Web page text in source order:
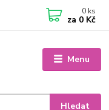
Menu
Hledat
0 ks
za 0 Kč